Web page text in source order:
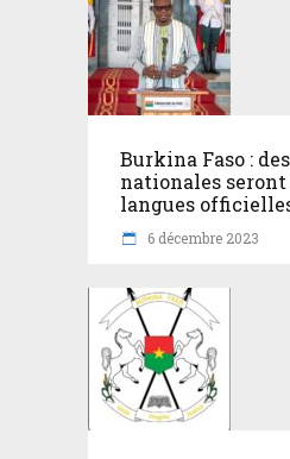
Burkina Faso :
nationales seront
langues
6 décembre 2023